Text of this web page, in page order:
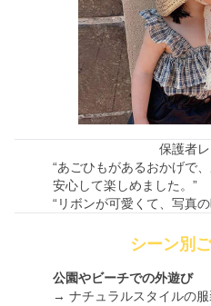
保護者
“あごひもがあるおかげで
安心して楽しめました。”
“リボンが可愛くて、写真
シーン別
公園やビーチでの外遊び
→ ナチュラルスタイルの